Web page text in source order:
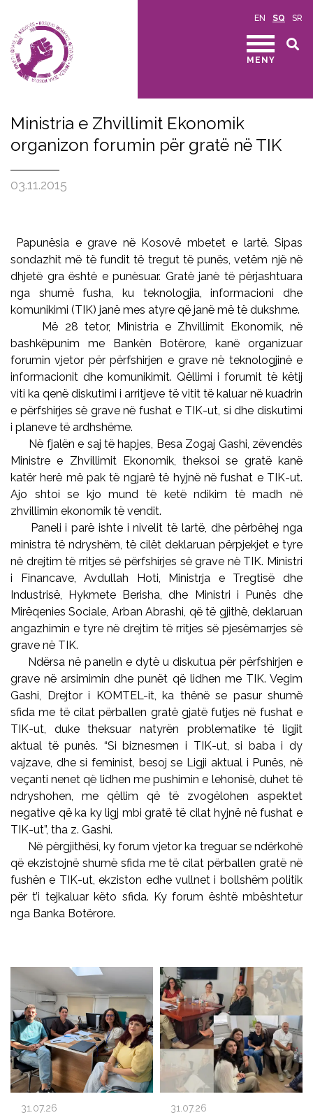
EN SQ SR
MENY
Ministria e Zhvillimit Ekonomik
organizon forumin për gratë në TIK
03.11.2015
Papunësia e grave në Kosovë mbetet e lartë. Sipas
sondazhit më të fundit të tregut të punës, vetëm një në
dhjetë gra është e punësuar. Gratë janë të përjashtuara
nga shumë fusha, ku teknologjia, informacioni dhe
komunikimi (TIK) janë mes atyre që janë më të dukshme.
Më 28 tetor, Ministria e Zhvillimit Ekonomik, në
bashkëpunim me Bankën Botërore, kanë organizuar
forumin vjetor për përfshirjen e grave në teknologjinë e
informacionit dhe komunikimit. Qëllimi i forumit të këtij
viti ka qenë diskutimi i arritjeve të vitit të kaluar në kuadrin
e përfshirjes së grave në fushat e TIK-ut, si dhe diskutimi
i planeve të ardhshëme.
Në fjalën e saj të hapjes, Besa Zogaj Gashi, zëvendës
Ministre e Zhvillimit Ekonomik, theksoi se gratë kanë
katër herë më pak të ngjarë të hyjnë në fushat e TIK-ut.
Ajo shtoi se kjo mund të ketë ndikim të madh në
zhvillimin ekonomik të vendit.
Paneli i parë ishte i nivelit të lartë, dhe përbëhej nga
ministra të ndryshëm, të cilët deklaruan përpjekjet e tyre
në drejtim të rritjes së përfshirjes së grave në TIK. Ministri
i Financave, Avdullah Hoti, Ministrja e Tregtisë dhe
Industrisë, Hykmete Berisha, dhe Ministri i Punës dhe
Mirëqenies Sociale, Arban Abrashi, që të gjithë, deklaruan
angazhimin e tyre në drejtim të rritjes së pjesëmarrjes së
grave në TIK.
Ndërsa në panelin e dytë u diskutua për përfshirjen e
grave në arsimimin dhe punët që lidhen me TIK. Vegim
Gashi, Drejtor i KOMTEL-it, ka thënë se pasur shumë
sfida me të cilat përballen gratë gjatë futjes në fushat e
TIK-ut, duke theksuar natyrën problematike të ligjit
aktual të punës. “Si biznesmen i TIK-ut, si baba i dy
vajzave, dhe si feminist, besoj se Ligji aktual i Punës, në
veçanti nenet që lidhen me pushimin e lehonisë, duhet të
ndryshohen, me qëllim që të zvogëlohen aspektet
negative që ka ky ligj mbi gratë të cilat hyjnë në fushat e
TIK-ut”, tha z. Gashi.
Në përgjithësi, ky forum vjetor ka treguar se ndërkohë
që ekzistojnë shumë sfida me të cilat përballen gratë në
fushën e TIK-ut, ekziston edhe vullnet i bollshëm politik
për t’i tejkaluar këto sfida. Ky forum është mbështetur
nga Banka Botërore.
31.07.26 31.07.26